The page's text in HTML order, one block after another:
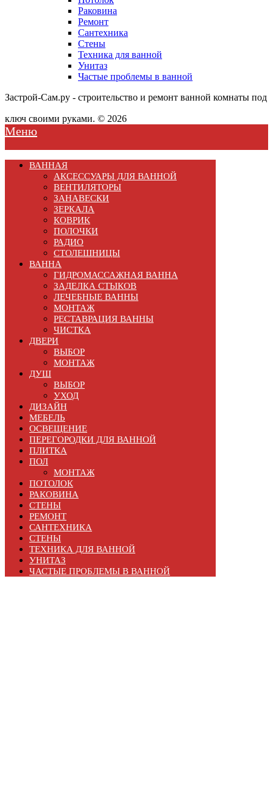
Раковина
Ремонт
Сантехника
Стены
Техника для ванной
Унитаз
Частые проблемы в ванной
Застрой-Сам.ру - строительство и ремонт ванной комнаты под
ключ своими руками. © 2026
Меню
ВАННАЯ
АКСЕССУАРЫ ДЛЯ ВАННОЙ
ВЕНТИЛЯТОРЫ
ЗАНАВЕСКИ
ЗЕРКАЛА
КОВРИК
ПОЛОЧКИ
РАДИО
СТОЛЕШНИЦЫ
ВАННА
ГИДРОМАССАЖНАЯ ВАННА
ЗАДЕЛКА СТЫКОВ
ЛЕЧЕБНЫЕ ВАННЫ
МОНТАЖ
РЕСТАВРАЦИЯ ВАННЫ
ЧИСТКА
ДВЕРИ
ВЫБОР
МОНТАЖ
ДУШ
ВЫБОР
УХОД
ДИЗАЙН
МЕБЕЛЬ
ОСВЕЩЕНИЕ
ПЕРЕГОРОДКИ ДЛЯ ВАННОЙ
ПЛИТКА
ПОЛ
МОНТАЖ
ПОТОЛОК
РАКОВИНА
СТЕНЫ
РЕМОНТ
САНТЕХНИКА
СТЕНЫ
ТЕХНИКА ДЛЯ ВАННОЙ
УНИТАЗ
ЧАСТЫЕ ПРОБЛЕМЫ В ВАННОЙ